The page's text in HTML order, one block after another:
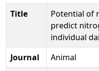
Title
Potential of
predict
individual
Journal
Animal